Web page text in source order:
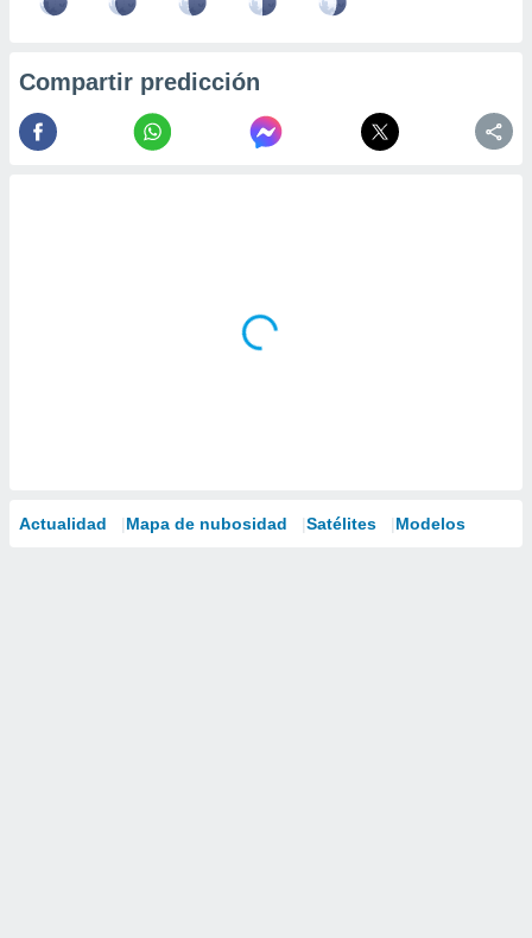
Compartir predicción
Actualidad Mapa de nubosidad Satélites Modelos